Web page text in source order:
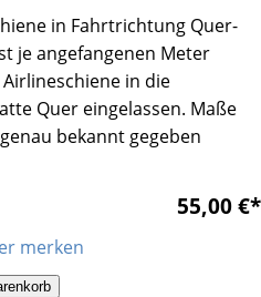
in Fahrtrichtung Quer-
je angefangenen Meter
Airlineschiene in die
Quer eingelassen. Maße
bekannt gegeben
55,00 €*
merken